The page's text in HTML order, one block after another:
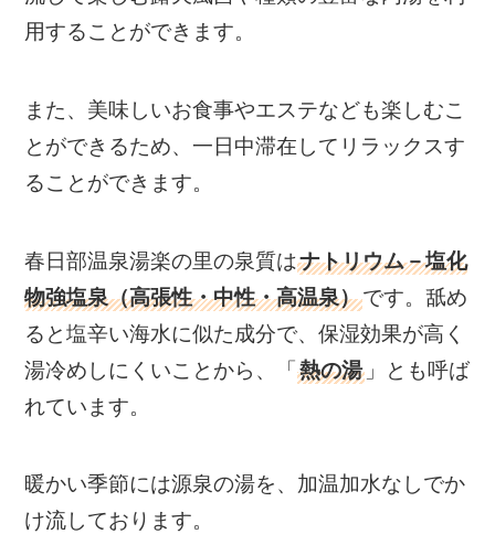
用することができます。
また、美味しいお食事やエステなども楽しむこ
とができるため、一日中滞在してリラックスす
ることができます。
春日部温泉湯楽の里の泉質はナトリウム－塩化
物強塩泉（高張性・中性・高温泉）です。舐め
ると塩辛い海水に似た成分で、保湿効果が高く
湯冷めしにくいことから、「熱の湯 」とも呼ば
れています。
暖かい季節には源泉の湯を、加温加水なしでか
け流しております。